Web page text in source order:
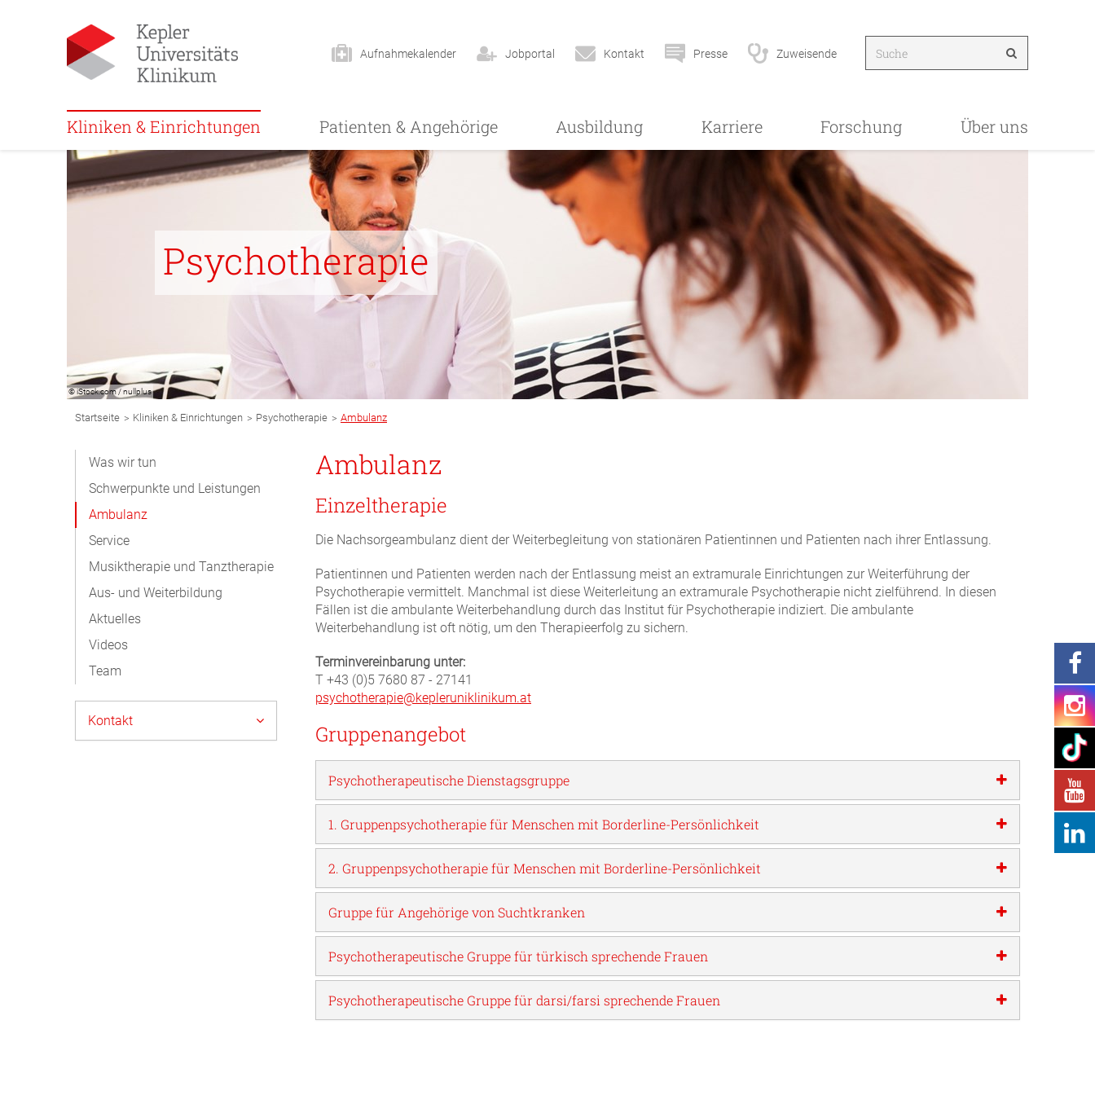
Aufnahmekalender Jobportal Kontakt Presse Zuweisende
Kliniken & Einrichtungen Patienten & Angehörige Ausbildung Karriere Forschung Über uns
Psychotherapie
© iStock.com / nullplus
Breadcrumb
Navigation
Startseite > Kliniken & Einrichtungen > Psychotherapie > Ambulanz
Subnavigation
Desktop
Was wir tun
Schwerpunkte und Leistungen
Ambulanz
Service
Musiktherapie und Tanztherapie
Aus- und Weiterbildung
Aktuelles
Videos
Team
Kontakt
Ambulanz
Einzeltherapie
Die Nachsorgeambulanz dient der Weiterbegleitung von stationären Patientinnen und Patienten nach ihrer Entlassung.
Patientinnen und Patienten werden nach der Entlassung meist an extramurale Einrichtungen zur Weiterführung der
Psychotherapie vermittelt. Manchmal ist diese Weiterleitung an extramurale Psychotherapie nicht zielführend. In diesen
Fällen ist die ambulante Weiterbehandlung durch das Institut für Psychotherapie indiziert. Die ambulante
Weiterbehandlung ist oft nötig, um den Therapieerfolg zu sichern.
Terminvereinbarung unter:
T +43 (0)5 7680 87 - 27141
psychotherapie@kepleruniklinikum.at
Gruppenangebot
Psychotherapeutische Dienstagsgruppe
1. Gruppenpsychotherapie für Menschen mit Borderline-Persönlichkeit
2. Gruppenpsychotherapie für Menschen mit Borderline-Persönlichkeit
Gruppe für Angehörige von Suchtkranken
Psychotherapeutische Gruppe für türkisch sprechende Frauen
Psychotherapeutische Gruppe für darsi/farsi sprechende Frauen